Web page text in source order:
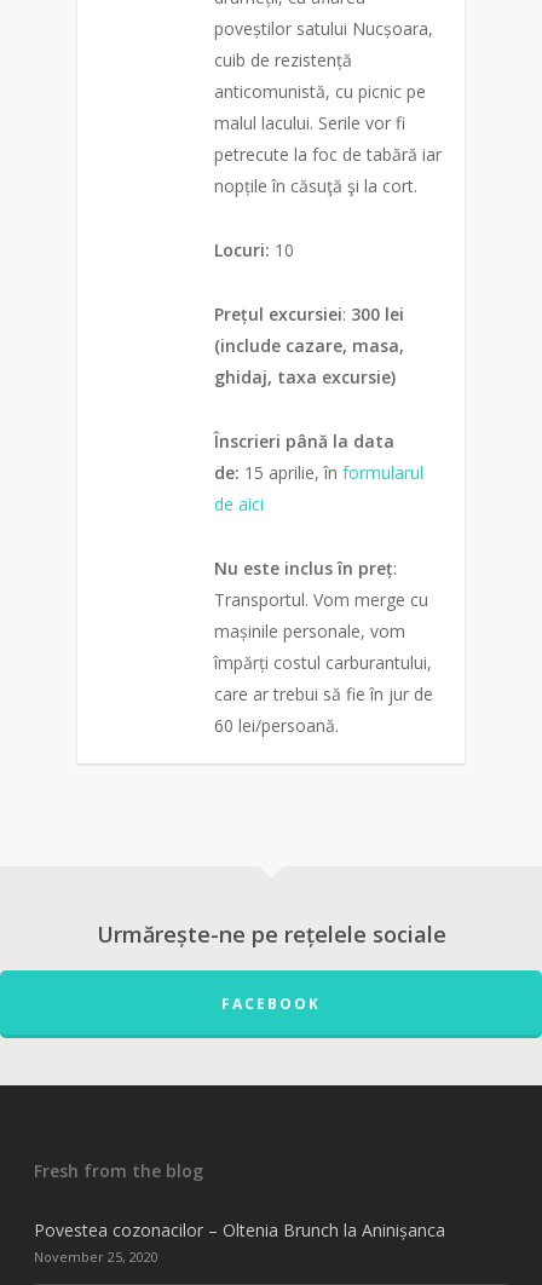
poveștilor satului Nucșoara,
cuib de rezistență
anticomunistă, cu picnic pe
malul lacului. Serile vor fi
petrecute la foc de tabără iar
nopțile în căsuţă şi la cort.
Locuri: 10
Prețul excursiei: 300 lei
(include cazare, masa,
ghidaj, taxa excursie)
Înscrieri până la data
de: 15 aprilie, în formularul
de aici
Nu este inclus în preț:
Transportul. Vom merge cu
mașinile personale, vom
împărți costul carburantului,
care ar trebui să fie în jur de
60 lei/persoană.
Urmărește-ne pe rețelele sociale
FACEBOOK
Fresh from the blog
Povestea cozonacilor – Oltenia Brunch la Aninișanca
November 25, 2020